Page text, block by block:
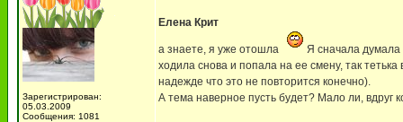
Зарегистрирован:
05.03.2009
Сообщения: 1081
Елена Крит
а знаете, я уже отошла
Я сначала думала
ходила снова и попала на ее смену, так
надежде что это не повторится конечно).
А тема наверное пусть будет? Мало ли, вдруг